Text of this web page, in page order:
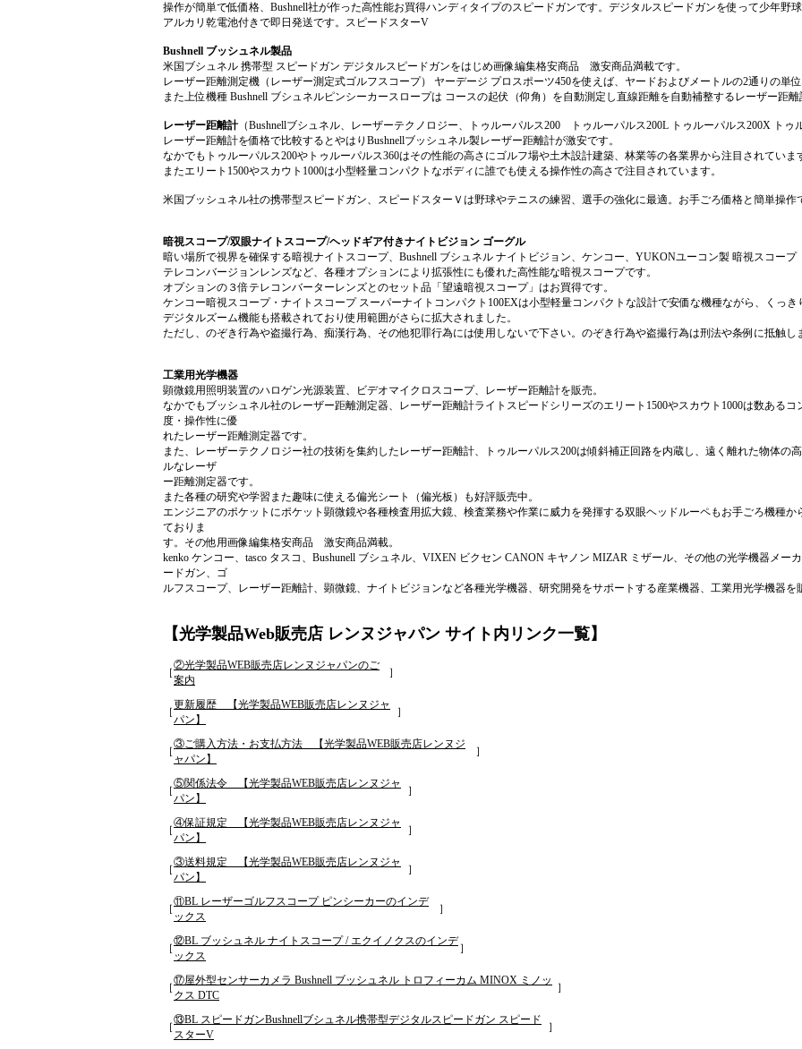
操作が簡単で低価格、Bushnell社が作った高性能お買得ハンディタイプのスピードガンです。デジタルスピードガンを使って少年野
アルカリ乾電池付きで即日発送です。スピードスターV
Bushnell ブッシュネル製品
米国ブシュネル 携帯型 スピードガン デジタルスピードガンをはじめ画像編集格安商品 激安商品満載です。
レーザー距離測定機（レーザー測定式ゴルフスコープ） ヤーデージ プロスポーツ450を使えば、ヤードおよびメートルの2通りの単
また上位機種 Bushnell ブシュネルピンシーカースロープは コースの起伏（仰角）を自動測定し直線距離を自動補整するレーザー距
レーザー距離計（Bushnellブシュネル、レーザーテクノロジー、トゥルーパルス200 トゥルーパルス200L トゥルーパルス200X トゥ
レーザー距離計を価格で比較するとやはりBushnellブッシュネル製レーザー距離計が激安です。
なかでもトゥルーパルス200やトゥルーパルス360はその性能の高さにゴルフ場や土木設計建築、林業等の各業界から注目されていま
またエリート1500やスカウト1000は小型軽量コンパクトなボディに誰でも使える操作性の高さで注目されています。
米国ブッシュネル社の携帯型スピードガン、スピードスターＶは野球やテニスの練習、選手の強化に最適。お手ごろ価格と簡単操
暗視スコープ/双眼ナイトスコープ/ヘッドギア付きナイトビジョン ゴーグル
暗い場所で視界を確保する暗視ナイトスコープ、Bushnell ブシュネル ナイトビジョン、ケンコー、YUKONユーコン製 暗視スコープ
テレコンバージョンレンズなど、各種オプションにより拡張性にも優れた高性能な暗視スコープです。
オプションの３倍テレコンバーターレンズとのセット品「望遠暗視スコープ」はお買得です。
ケンコー暗視スコープ・ナイトスコープ スーパーナイトコンパクト100EXは小型軽量コンパクトな設計で安価な機種ながら、くっ
デジタルズーム機能も搭載されており使用範囲がさらに拡大されました。
ただし、のぞき行為や盗撮行為、痴漢行為、その他犯罪行為には使用しないで下さい。のぞき行為や盗撮行為は刑法や条例に抵触し
工業用光学機器
顕微鏡用照明装置のハロゲン光源装置、ビデオマイクロスコープ、レーザー距離計を販売。
なかでもブッシュネル社のレーザー距離測定器、レーザー距離計ライトスピードシリーズのエリート1500やスカウト1000は数ある
度・操作性に優
れたレーザー距離測定器です。
また、レーザーテクノロジー社の技術を集約したレーザー距離計、トゥルーパルス200は傾斜補正回路を内蔵し、遠く離れた物体の
ルなレーザ
ー距離測定器です。
また各種の研究や学習また趣味に使える偏光シート（偏光板）も好評販売中。
エンジニアのポケットにポケット顕微鏡や各種検査用拡大鏡、検査業務や作業に威力を発揮する双眼ヘッドルーペもお手ごろ機種
ておりま
す。その他用画像編集格安商品 激安商品満載。
kenko ケンコー、tasco タスコ、Bushunell ブシュネル、VIXEN ビクセン CANON キヤノン MIZAR ミザール、その他の光学機器メー
ードガン、ゴ
ルフスコープ、レーザー距離計、顕微鏡、ナイトビジョンなど各種光学機器、研究開発をサポートする産業機器、工業用光学機器を
【光学製品Web販売店 レンヌジャパン サイト内リンク一覧】
［
②光学製品WEB販売店レンヌジャパンのご
案内
］
［
更新履歴 【光学製品WEB販売店レンヌジャ
パン】
］
［
③ご購入方法・お支払方法 【光学製品WEB販売店レンヌジ
ャパン】
］
［
⑤関係法令 【光学製品WEB販売店レンヌジャ
パン】
］
［
④保証規定 【光学製品WEB販売店レンヌジャ
パン】
］
［
③送料規定 【光学製品WEB販売店レンヌジャ
パン】
］
［
⑪BL レーザーゴルフスコープ ピンシーカーのインデ
ックス
］
［
⑫BL ブッシュネル ナイトスコープ / エクイノクスのインデ
ックス
］
［
⑰屋外型センサーカメラ Bushnell ブッシュネル トロフィーカム MINOX ミノッ
クス DTC
］
［
⑬BL スピードガンBushnellブシュネル携帯型デジタルスピードガン スピード
スターV
］